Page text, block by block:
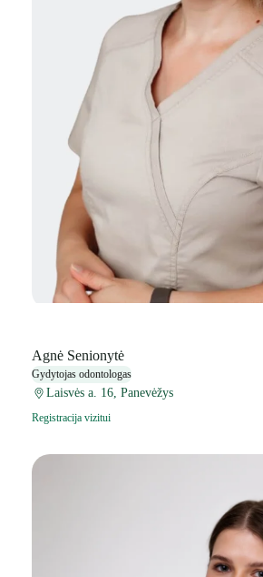
Agnė Senionytė
Gydytojas odontologas
Laisvės a. 16, Panevėžys
Registracija vizitui